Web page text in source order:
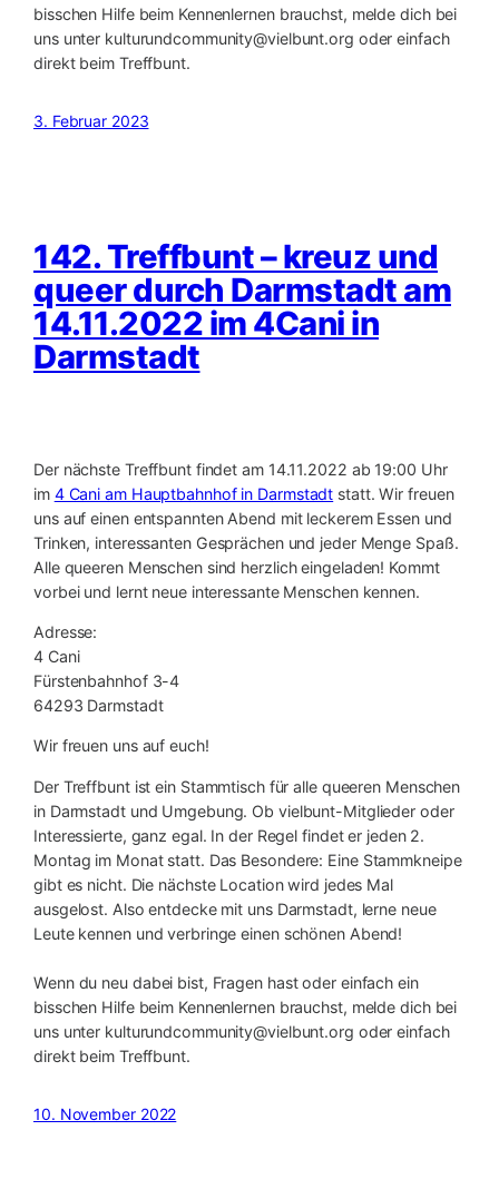
bisschen Hilfe beim Kennenlernen brauchst, melde dich bei
uns unter kulturundcommunity@vielbunt.org oder einfach
direkt beim Treffbunt.
3. Februar 2023
142. Treffbunt – kreuz und
queer durch Darmstadt am
14.11.2022 im 4Cani in
Darmstadt
Der nächste Treffbunt findet am 14.11.2022 ab 19:00 Uhr
im 4 Cani am Hauptbahnhof in Darmstadt statt. Wir freuen
uns auf einen entspannten Abend mit leckerem Essen und
Trinken, interessanten Gesprächen und jeder Menge Spaß.
Alle queeren Menschen sind herzlich eingeladen! Kommt
vorbei und lernt neue interessante Menschen kennen.
Adresse:
4 Cani
Fürstenbahnhof 3-4
64293 Darmstadt
Wir freuen uns auf euch!
Der Treffbunt ist ein Stammtisch für alle queeren Menschen
in Darmstadt und Umgebung. Ob vielbunt-Mitglieder oder
Interessierte, ganz egal. In der Regel findet er jeden 2.
Montag im Monat statt. Das Besondere: Eine Stammkneipe
gibt es nicht. Die nächste Location wird jedes Mal
ausgelost. Also entdecke mit uns Darmstadt, lerne neue
Leute kennen und verbringe einen schönen Abend!
Wenn du neu dabei bist, Fragen hast oder einfach ein
bisschen Hilfe beim Kennenlernen brauchst, melde dich bei
uns unter kulturundcommunity@vielbunt.org oder einfach
direkt beim Treffbunt.
10. November 2022